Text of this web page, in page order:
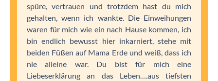
spüre, vertrauen und trotzdem hast du mich
gehalten, wenn ich wankte. Die Einweihungen
waren für mich wie ein nach Hause kommen, ich
bin endlich bewusst hier inkarniert, stehe mit
beiden Füßen auf Mama Erde und weiß, dass ich
nie alleine war. Du bist für mich eine
Liebeserklärung an das Leben….aus tiefsten